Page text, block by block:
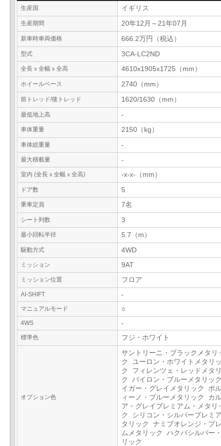
生産国 イギリス
生産期間 20年12月～21年07月
新車時車両価格 666.2万円（税込）
型式 3CA-LC2ND
全長ｘ全幅ｘ全高 4610x1905x1725（mm）
ホイールベース 2740（mm）
前トレッド/後トレッド 1620/1630（mm）
最低地上高 -
車体重量 2150（kg）
車体総重量 -
最大積載量 -
室内 (全長ｘ全幅ｘ全高) -x-x-（mm）
ドア数 5
乗車定員 7名
シート列数 3
最小回転半径 5.7（m）
駆動方式 4WD
ミッション 9AT
ミッション位置 フロア
AI-SHIFT -
マニュアルモード ○
4WS -
標準色 フジ・ホワイト
オプション色
サントリーニ・ブラックメタリ
ク ユーロン・ホワイトメタリ
ク フィレンツェ・レッドメタ
ク バイロン・ブルーメタリッ
イガー・グレイメタリック ポ
ィーノ・ブルーメタリック カ
ア・グレイプレミアム・メタリ
ク シリコン・シルバープレミ
タリック ナミブオレンジ・プ
ムメタリック ハクバシルバー
リック